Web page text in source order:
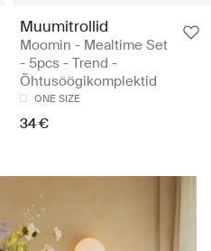
Muumitrollid
Moomin - Mealtime Set
- 5pcs - Trend -
Õhtusöögikomplektid
ONE SIZE
34 €